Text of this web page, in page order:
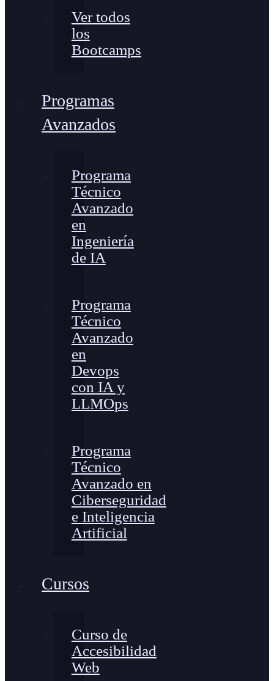
Ver todos
los
Bootcamps
Programas
Avanzados
Programa
Técnico
Avanzado
en
Ingeniería
de IA
Programa
Técnico
Avanzado
en
Devops
con IA y
LLMOps
Programa
Técnico
Avanzado en
Ciberseguridad
e Inteligencia
Artificial
Cursos
Curso de
Accesibilidad
Web